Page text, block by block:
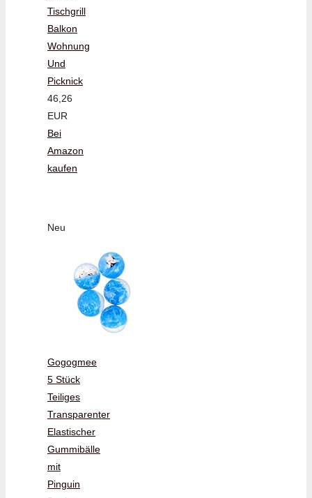
Tischgrill
Balkon
Wohnung
Und
Picknick
46,26
EUR
Bei
Amazon
kaufen
Neu
Gogogmee
5 Stück
Teiliges
Transparenter
Elastischer
Gummibälle
mit
Pinguin